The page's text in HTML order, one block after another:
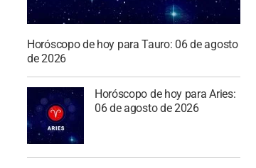
Horóscopo de hoy para Tauro: 06 de agosto
de 2026
Horóscopo de hoy para Aries:
06 de agosto de 2026